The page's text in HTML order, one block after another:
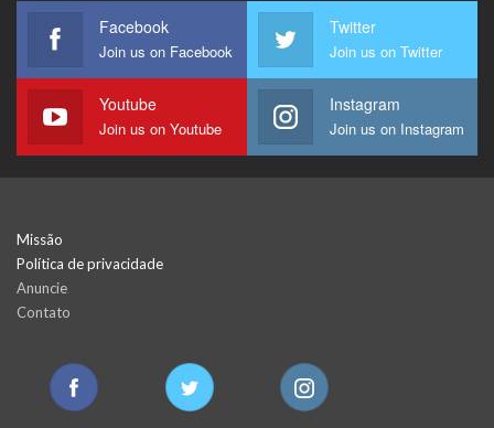
Facebook
Join us on Facebook
Twitter
Join us on Twitter
Youtube
Join us on Youtube
Instagram
Join us on Instagram
Missão
Política de privacidade
Anuncie
Contato